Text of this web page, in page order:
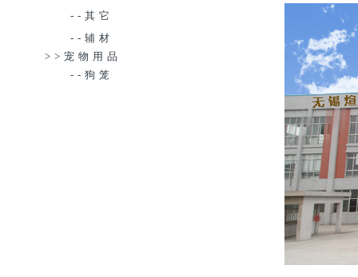
--其它
--辅材
>>宠物用品
--狗笼